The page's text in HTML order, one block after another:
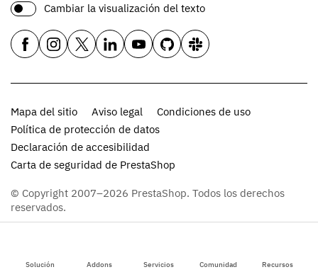
Solución Addons Servicios Comunidad Recursos
Cambiar la visualización del texto
Mapa del sitio Aviso legal
Condiciones de uso
Política de protección de datos
Declaración de accesibilidad
Carta de seguridad de PrestaShop
© Copyright 2007–2026 PrestaShop. Todos los derechos
reservados.